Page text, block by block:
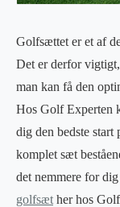
Golfsættet er et af
Det er derfor
man kan få den
Hos Golf Experten
dig den bedste start
komplet sæt
det nemmere for
golfsæt her hos